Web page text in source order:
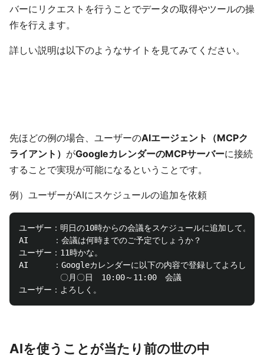
バーにリクエストを行うことでデータの取得やツールの操
作を行えます。
詳しい説明は以下のようなサイトを見てみてください。
先ほどの例の場合、ユーザーのAIエージェント（MCPク
ライアント） がGoogleカレンダーのMCPサーバーに接続
することで実現が可能になるということです。
例）ユーザーがAIにスケジュールの追加を依頼
ユーザー：明日の10時からの会議をスケジュールに追加して。
AI　　　：会議は何時までのご予定でしょうか？
ユーザー：11時かな。
AI　　　：Googleカレンダーに以下の内容で登録してよろしい
〇月〇日　10:00～11:00　会議
AIを使うことが当たり前の世の中